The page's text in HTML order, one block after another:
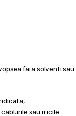
fara solventi sau
sau micile